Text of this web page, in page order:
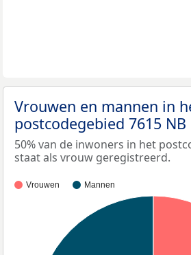
Vrouwen en mannen in
postcodegebied 7615 NB
50% van de inwoners in het
staat als vrouw geregistreerd.
Vrouwen Mannen